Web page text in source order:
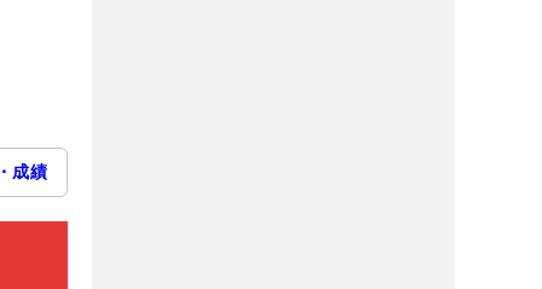
成績